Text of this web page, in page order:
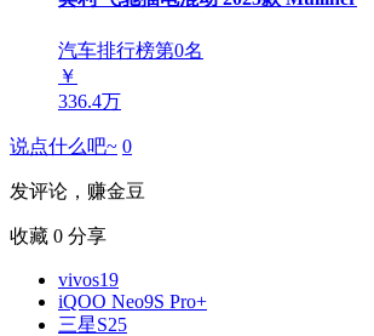
汽车排行榜第0名
￥
336.4万
说点什么吧~ 0
发评论，赚金豆
收藏 0 分享
vivos19
iQOO Neo9S Pro+
三星S25